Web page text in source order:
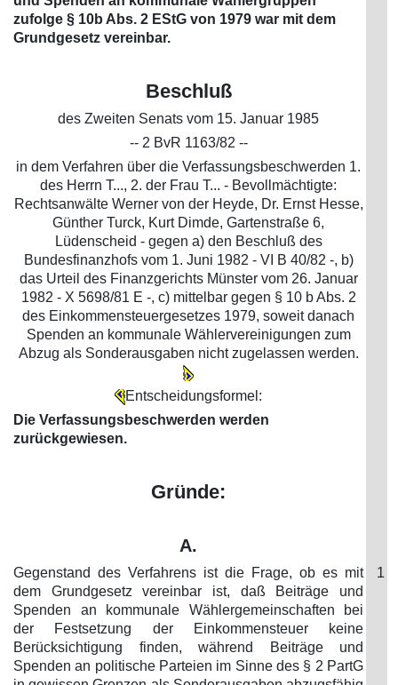
zufolge § 10b Abs. 2 EStG von 1979 war mit dem
Grundgesetz vereinbar.
Beschluß
des Zweiten Senats vom 15. Januar 1985
-- 2 BvR 1163/82 --
in dem Verfahren über die Verfassungsbeschwerden 1.
des Herrn T..., 2. der Frau T... - Bevollmächtigte:
Rechtsanwälte Werner von der Heyde, Dr. Ernst Hesse,
Günther Turck, Kurt Dimde, Gartenstraße 6,
Lüdenscheid - gegen a) den Beschluß des
Bundesfinanzhofs vom 1. Juni 1982 - VI B 40/82 -, b)
das Urteil des Finanzgerichts Münster vom 26. Januar
1982 - X 5698/81 E -, c) mittelbar gegen § 10 b Abs. 2
des Einkommensteuergesetzes 1979, soweit danach
Spenden an kommunale Wählervereinigungen zum
Abzug als Sonderausgaben nicht zugelassen werden.
Entscheidungsformel:
Die Verfassungsbeschwerden werden
zurückgewiesen.
Gründe:
A.
Gegenstand des Verfahrens ist die Frage, ob es mit
dem Grundgesetz vereinbar ist, daß Beiträge und
Spenden an kommunale Wählergemeinschaften bei
der Festsetzung der Einkommensteuer keine
Berücksichtigung finden, während Beiträge und
Spenden an politische Parteien im Sinne des § 2 PartG
1